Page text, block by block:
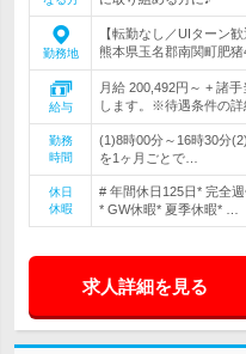
勤務地
【転勤なし／UIターン
熊本県玉名郡南関町肥猪
給与
月給 200,492円～ + 諸
します。※待遇条件の
勤務
時間
(1)8時00分～16時30分
を1ヶ月ごとで…
休日
休暇
# 年間休日125日* 完全
* GW休暇* 夏季休暇* …
求人詳細を見る